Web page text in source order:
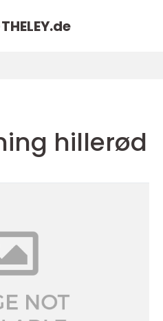
de
hillerød